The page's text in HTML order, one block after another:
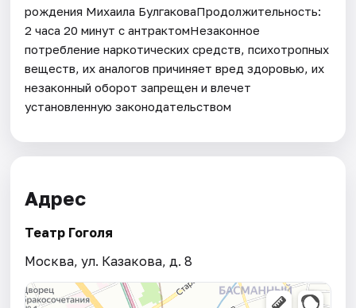
рождения Михаила БулгаковаПродолжительность:
2 часа 20 минут с антрактомНезаконное
потребление наркотических средств, психотропных
веществ, их аналогов причиняет вред здоровью, их
незаконный оборот запрещен и влечет
установленную законодательством
Адрес
Театр Гоголя
Москва, ул. Казакова, д. 8